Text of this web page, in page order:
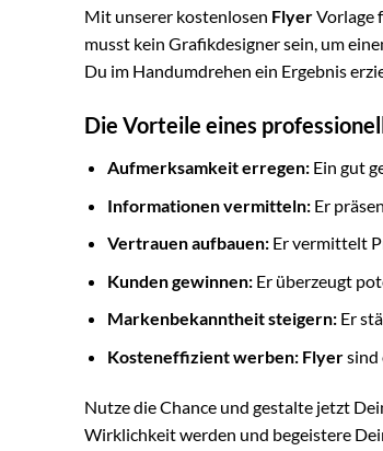
Mit unserer kostenlosen FlyerVorlage
musst kein Grafikdesigner sein, um
Du im Handumdrehen ein Ergebnis
Die Vorteile eines
Aufmerksamkeit erregen:Ein gut
Informationen vermitteln:Er
Vertrauen aufbauen:Er vermittelt
Kunden gewinnen:Er überzeugt
Markenbekanntheit steigern:Er
Kosteneffizient werben: Flyersind
Nutze die Chance und gestalte jetzt
Wirklichkeit werden und begeistere